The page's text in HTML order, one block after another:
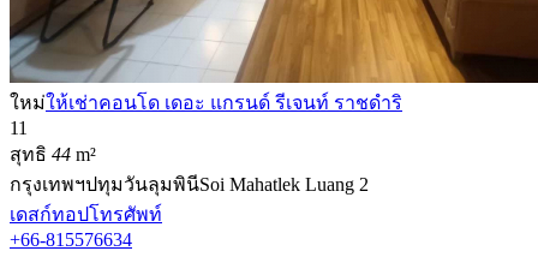
ใหม่ให้เช่าคอนโด เดอะ แกรนด์ รีเจนท์ ราชดำริ
11
สุทธิ 44 m²
กรุงเทพฯปทุมวันลุมพินีSoi Mahatlek Luang 2
เดสก์ทอปโทรศัพท์
+66-815576634